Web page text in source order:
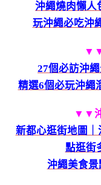
沖繩燒肉懶
玩沖繩必吃沖
▼▼
27個必訪沖
精選6個必玩沖繩
▼▼
新都心逛街地圖
點逛街
沖繩美食